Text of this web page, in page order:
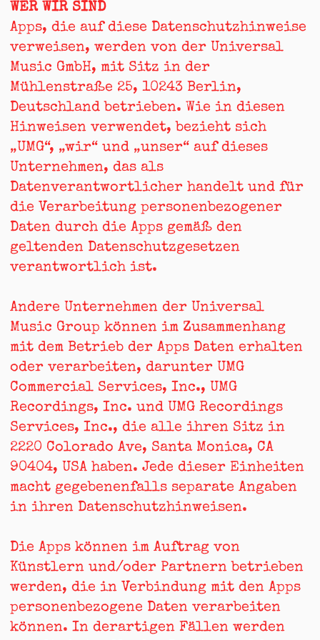
WER WIR SIND
Apps, die auf diese Datenschutzhinweise
verweisen, werden von der Universal
Music GmbH, mit Sitz in der
Mühlenstraße 25, 10243 Berlin,
Deutschland betrieben. Wie in diesen
Hinweisen verwendet, bezieht sich
„UMG“, „wir“ und „unser“ auf dieses
Unternehmen, das als
Datenverantwortlicher handelt und für
die Verarbeitung personenbezogener
Daten durch die Apps gemäß den
geltenden Datenschutzgesetzen
verantwortlich ist.
Andere Unternehmen der Universal
Music Group können im Zusammenhang
mit dem Betrieb der Apps Daten erhalten
oder verarbeiten, darunter UMG
Commercial Services, Inc., UMG
Recordings, Inc. und UMG Recordings
Services, Inc., die alle ihren Sitz in
2220 Colorado Ave, Santa Monica, CA
90404, USA haben. Jede dieser Einheiten
macht gegebenenfalls separate Angaben
in ihren Datenschutzhinweisen.
Die Apps können im Auftrag von
Künstlern und/oder Partnern betrieben
werden, die in Verbindung mit den Apps
personenbezogene Daten verarbeiten
können. In derartigen Fällen werden